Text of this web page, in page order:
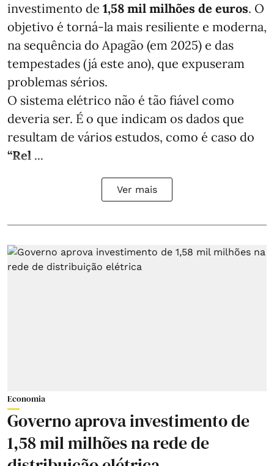
investimento de 1,58 mil milhões de euros. O
objetivo é torná-la mais resiliente e moderna,
na sequência do Apagão (em 2025) e das
tempestades (já este ano), que expuseram
problemas sérios.
O sistema elétrico não é tão fiável como
deveria ser. É o que indicam os dados que
resultam de vários estudos, como é caso do
“Rel ...
Ver mais
Economia
Governo aprova investimento de
1,58 mil milhões na rede de